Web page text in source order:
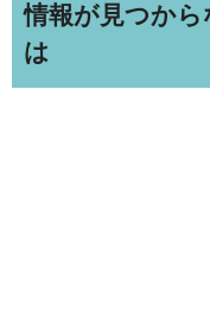
情報が見つから
は